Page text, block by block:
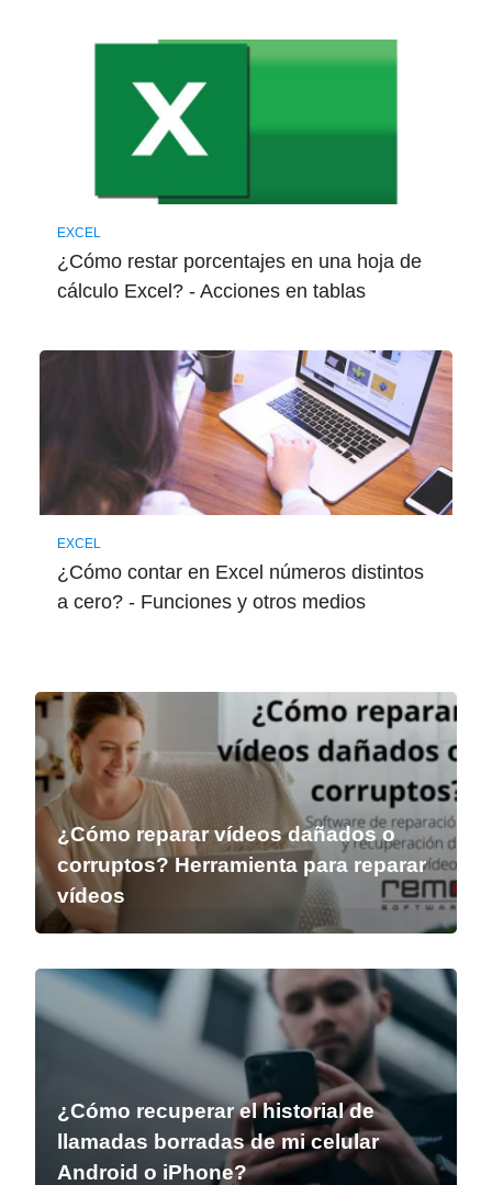
EXCEL
¿Cómo restar porcentajes en una hoja de
cálculo Excel? - Acciones en tablas
EXCEL
¿Cómo contar en Excel números distintos
a cero? - Funciones y otros medios
¿Cómo reparar vídeos dañados o
corruptos? Herramienta para reparar
vídeos
¿Cómo recuperar el historial de
llamadas borradas de mi celular
Android o iPhone?